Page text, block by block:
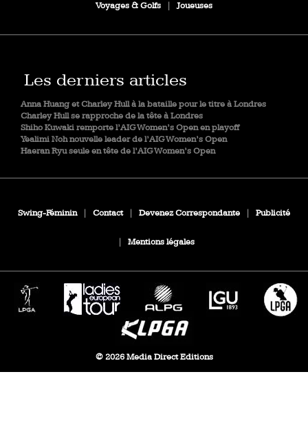
Voyages & Golfs Joueuses
Les derniers articles
Anna Huang et Charley Hull à la bataille pour le titre à Londres
Charley Hull se rapproche de la tête à Londres
Shiho Kuwaki remporte l’AIG Women’s Open en playoff
Yealimi Noh nouvelle leader de l’AIG Women’s Open
Haeran Ryu seule en tête de l’AIG Women’s Open
Swing-Féminin Contact Devenez Correspondante Publicité
Mentions légales
© 2026 Media Direct Editions